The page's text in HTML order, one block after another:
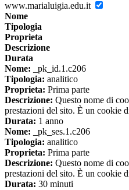
www.marialuigia.edu.it
Nome
Tipologia
Proprieta
Descrizione
Durata
Nome: _pk_id.1.c206
Tipologia: analitico
Proprieta: Prima parte
Descrizione: Questo nome di
prestazioni del sito. È un cookie
Durata: 1 anno
Nome: _pk_ses.1.c206
Tipologia: analitico
Proprieta: Prima parte
Descrizione: Questo nome di
prestazioni del sito. È un cookie
Durata: 30 minuti